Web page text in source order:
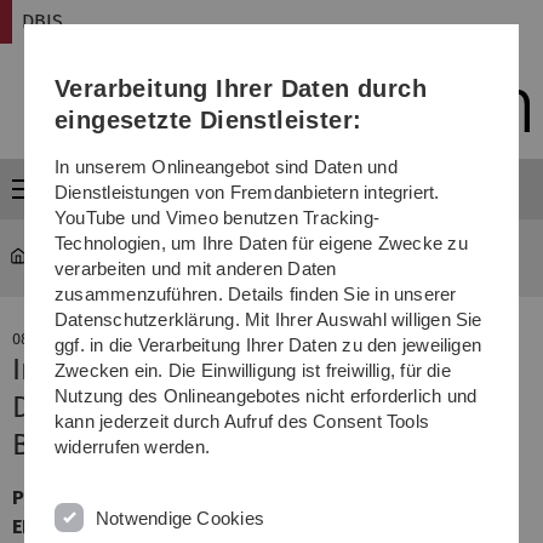
Direkt
Direkt
Direkt
(Sprache,
Drucken,
Media)
Direkt
Direkt
DBIS
Menü
08. November 2023
Improving Comprehensibility of IoT-
Driven Business Processes through
BPMN 2.0 Extension: A User Study
Presentation at the International Conference on
ENTERprise Information Systems;
Verarbeitung Ihrer Daten durch
eingesetzte Dienstleister:
In unserem Onlineangebot sind Daten und
Dienstleistungen von Fremdanbietern integriert.
YouTube und Vimeo benutzen Tracking-
Technologien, um Ihre Daten für eigene Zwecke zu
verarbeiten und mit anderen Daten
zusammenzuführen. Details finden Sie in unserer
Datenschutzerklärung. Mit Ihrer Auswahl willigen Sie
ggf. in die Verarbeitung Ihrer Daten zu den jeweiligen
Zwecken ein. Die Einwilligung ist freiwillig, für die
Nutzung des Onlineangebotes nicht erforderlich und
kann jederzeit durch Aufruf des Consent Tools
widerrufen werden.
Notwendige Cookies